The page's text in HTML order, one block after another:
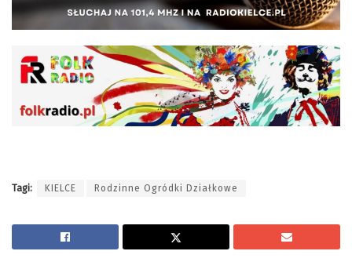
Tagi: KIELCE Rodzinne Ogródki Działkowe